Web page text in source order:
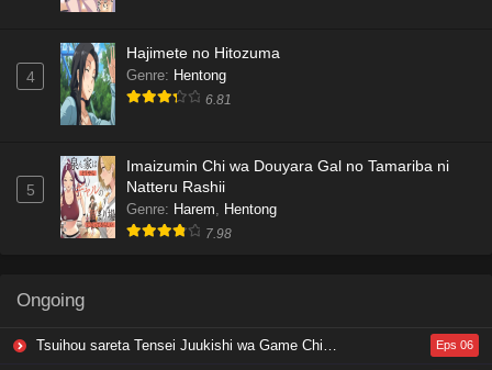
4
Hajimete no Hitozuma
Genre: Hentong
6.81
5
Imaizumin Chi wa Douyara Gal no Tamariba ni
Natteru Rashii
Genre: Harem Hentong
7.98
Ongoing
Tsuihou sareta Tensei Juukishi wa Game Chishiki de Musou suru Eps 06